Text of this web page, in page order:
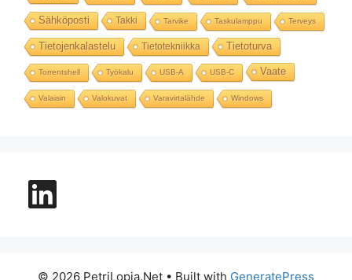
Sähköposti Takki Tarvike Taskulamppu Terveys
Tietojenkalastelu Tietotekniikka Tietoturva
Torrentshell Työkalu USB-A USB-C Vaate
Valaisin Valokuvat Varavirtalähde Windows
LinkedIn
© 2026 PetriLopia.Net • Built with GeneratePress